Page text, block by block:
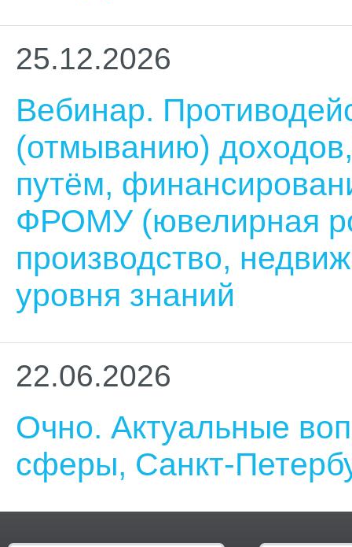
25.12.2026
Вебинар.
(отмыванию)
путём,
ФРОМУ (ювелирная
производство,
уровня знаний
22.06.2026
Очно. Актуальные
сферы, Санкт-